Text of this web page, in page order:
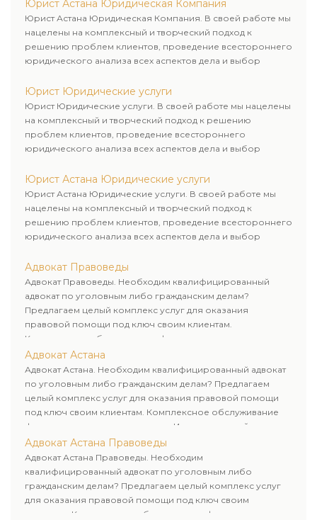
Юрист Астана Юридическая Компания
Юрист Астана Юридическая Компания. В своей работе мы
нацелены на комплексный и творческий подход к
решению проблем клиентов, проведение всестороннего
юридического анализа всех аспектов дела и выбор
Юрист Юридические услуги
Юрист Юридические услуги. В своей работе мы нацелены
на комплексный и творческий подход к решению
проблем клиентов, проведение всестороннего
юридического анализа всех аспектов дела и выбор
Юрист Астана Юридические услуги
Юрист Астана Юридические услуги. В своей работе мы
нацелены на комплексный и творческий подход к
решению проблем клиентов, проведение всестороннего
юридического анализа всех аспектов дела и выбор
Адвокат Правоведы
Адвокат Правоведы. Необходим квалифицированный
адвокат по уголовным либо гражданским делам?
Предлагаем целый комплекс услуг для оказания
правовой помощи под ключ своим клиентам.
Комплексное обслуживание физических и юридических
лиц. Индивидуальный подход к каждому клиенту.
Адвокат Астана
Адвокат Астана. Необходим квалифицированный адвокат
по уголовным либо гражданским делам? Предлагаем
целый комплекс услуг для оказания правовой помощи
под ключ своим клиентам. Комплексное обслуживание
физических и юридических лиц. Индивидуальный подход к
каждому клиенту.
Адвокат Астана Правоведы
Адвокат Астана Правоведы. Необходим
квалифицированный адвокат по уголовным либо
гражданским делам? Предлагаем целый комплекс услуг
для оказания правовой помощи под ключ своим
клиентам. Комплексное обслуживание физических и